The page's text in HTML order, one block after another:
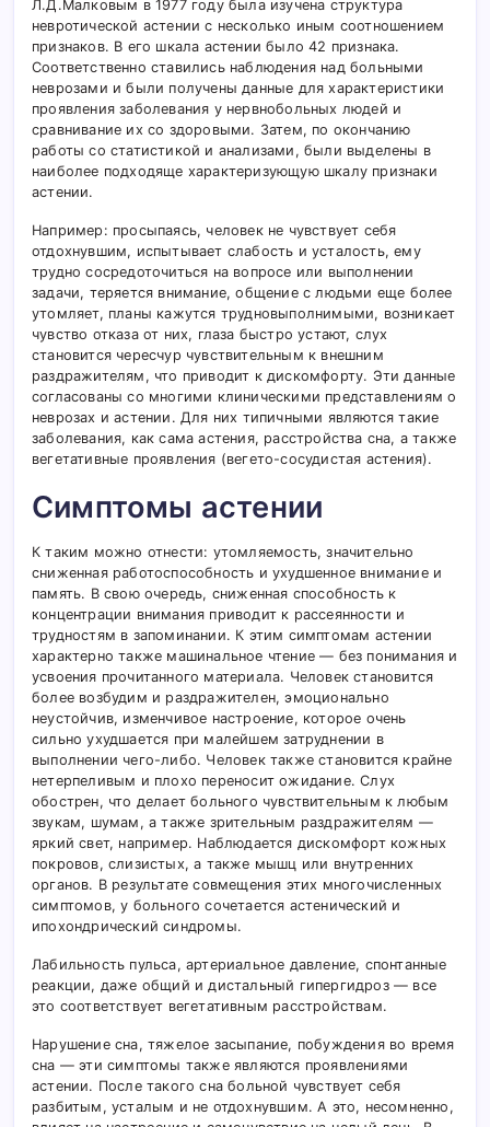
Л.Д.Малковым в 1977 году была изучена структура
невротической астении с несколько иным соотношением
признаков. В его шкала астении было 42 признака.
Соответственно ставились наблюдения над больными
неврозами и были получены данные для характеристики
проявления заболевания у нервнобольных людей и
сравнивание их со здоровыми. Затем, по окончанию
работы со статистикой и анализами, были выделены в
наиболее подходяще характеризующую шкалу признаки
астении.
Например: просыпаясь, человек не чувствует себя
отдохнувшим, испытывает слабость и усталость, ему
трудно сосредоточиться на вопросе или выполнении
задачи, теряется внимание, общение с людьми еще более
утомляет, планы кажутся трудновыполнимыми, возникает
чувство отказа от них, глаза быстро устают, слух
становится чересчур чувствительным к внешним
раздражителям, что приводит к дискомфорту. Эти данные
согласованы со многими клиническими представлениям о
неврозах и астении. Для них типичными являются такие
заболевания, как сама астения, расстройства сна, а также
вегетативные проявления (вегето-сосудистая астения).
Симптомы астении
К таким можно отнести: утомляемость, значительно
сниженная работоспособность и ухудшенное внимание и
память. В свою очередь, сниженная способность к
концентрации внимания приводит к рассеянности и
трудностям в запоминании. К этим симптомам астении
характерно также машинальное чтение — без понимания и
усвоения прочитанного материала. Человек становится
более возбудим и раздражителен, эмоционально
неустойчив, изменчивое настроение, которое очень
сильно ухудшается при малейшем затруднении в
выполнении чего-либо. Человек также становится крайне
нетерпеливым и плохо переносит ожидание. Слух
обострен, что делает больного чувствительным к любым
звукам, шумам, а также зрительным раздражителям —
яркий свет, например. Наблюдается дискомфорт кожных
покровов, слизистых, а также мышц или внутренних
органов. В результате совмещения этих многочисленных
симптомов, у больного сочетается астенический и
ипохондрический синдромы.
Лабильность пульса, артериальное давление, спонтанные
реакции, даже общий и дистальный гипергидроз — все
это соответствует вегетативным расстройствам.
Нарушение сна, тяжелое засыпание, побуждения во время
сна — эти симптомы также являются проявлениями
астении. После такого сна больной чувствует себя
разбитым, усталым и не отдохнувшим. А это, несомненно,